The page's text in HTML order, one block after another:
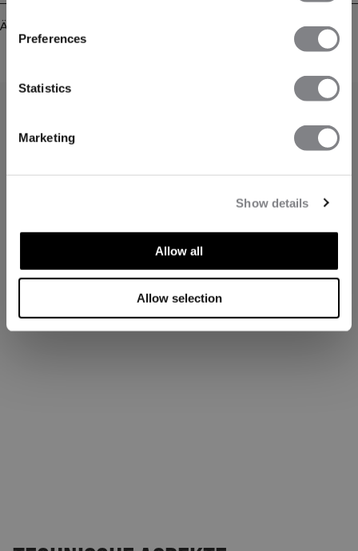
Preferences
Statistics
Marketing
Show details
Allow all
Allow selection
Ähnliche Produkte